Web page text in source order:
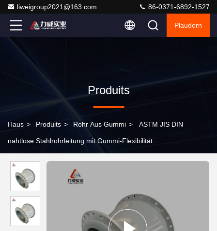
liweigroup2021@163.com 86-0371-6892-1527
Plaudern
Produits
Haus > Produits > Rohr Aus Gummi > ASTM JIS DIN
nahtlose Stahlrohrleitung mit Gummi-Flexibilität